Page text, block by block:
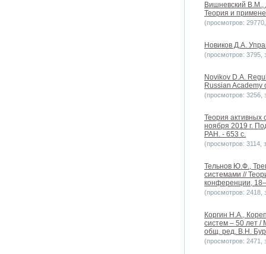
Вишневский В.М.,
Теория и
(просмотров:
Новиков Д.А.
(просмотров: 3795,
Novikov D.A.
Russian Academy
(просмотров: 3256,
Теория активных
ноября 2019 г.
РАН. - 653 с.
(просмотров: 3114,
Тельнов Ю.Ф.,
системами //
конференции,
(просмотров: 2418,
Коргин Н.А.,
систем – 50 лет /
общ. ред. В.Н.
(просмотров: 2471,